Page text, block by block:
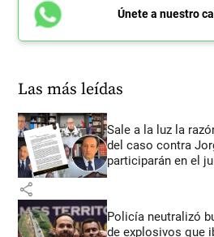
Únete a nuestro
Las más leídas
Sale a la luz la
del caso contra
participarán en el
share
Policía neutralizó
de explosivos que